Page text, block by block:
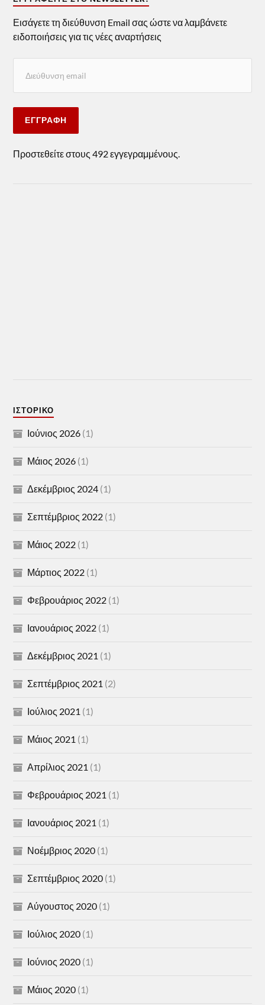
Εισάγετε τη διεύθυνση Email σας ώστε να λαμβάνετε
ειδοποιήσεις για τις νέες αναρτήσεις
ΕΓΓΡΑΦΉ
Προστεθείτε στους 492 εγγεγραμμένους.
ΙΣΤΟΡΙΚΌ
Ιούνιος 2026 (1)
Μάιος 2026 (1)
Δεκέμβριος 2024 (1)
Σεπτέμβριος 2022 (1)
Μάιος 2022 (1)
Μάρτιος 2022 (1)
Φεβρουάριος 2022 (1)
Ιανουάριος 2022 (1)
Δεκέμβριος 2021 (1)
Σεπτέμβριος 2021 (2)
Ιούλιος 2021 (1)
Μάιος 2021 (1)
Απρίλιος 2021 (1)
Φεβρουάριος 2021 (1)
Ιανουάριος 2021 (1)
Νοέμβριος 2020 (1)
Σεπτέμβριος 2020 (1)
Αύγουστος 2020 (1)
Ιούλιος 2020 (1)
Ιούνιος 2020 (1)
Μάιος 2020 (1)